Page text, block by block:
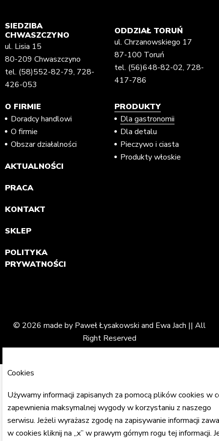
SIEDZIBA
CHWASZCZYNO
ul. Lisia 15
80-209 Chwaszczyno
tel. (58)552-82-79, 728-
426-053
ODDZIAŁ TORUŃ
ul. Chrzanowskiego 17
87-100 Toruń
tel. (56)648-82-02, 728-
417-786
O FIRMIE
Doradcy handlowi
O firmie
Obszar działalności
AKTUALNOŚCI
PRACA
KONTAKT
SKLEP
POLITYKA
PRYWATNOŚCI
PRODUKTY
Dla gastronomii
Dla detalu
Pieczywo i ciasta
Produkty włoskie
© 2026 made by Paweł Łysakowski and Ewa Jach || All
Right Reserved
Cookies
Używamy informacji zapisanych za pomocą plików cookies w
zapewnienia maksymalnej wygody w korzystaniu z naszego
serwisu. Jeżeli wyrażasz zgodę na zapisywanie informacji
w cookies kliknij na „x” w prawym górnym rogu tej informacji.